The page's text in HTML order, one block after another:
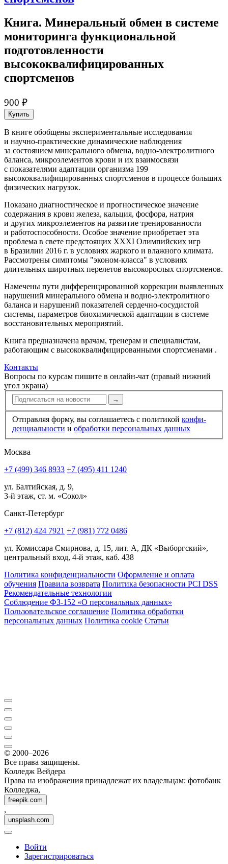
Книга. Минеральный обмен в системе
мониторинга функциональ­ной
подготовленности
высококвалифицированных
спортсменов
900 ₽
Купить
В книге обобщены экспериментальные исследования
и научно-практические динамические наблюдения
за состоянием минерального обмена, водно-электролитного
баланса, микроэлементов крови и их взаимосвязи
с показателями адаптации организма 199
высококвалифицированных спортсменов в процессе больших
физических нагрузок.
Показано диагностическое и прогностическое значение
содержания в крови железа, кальция, фосфора, натрия
и других микроэлементов на развитие тренированности
и работоспо­собности. Особое значение приобретает эта
проблема в свете предстоящих XXXI Олимпийских игр
в Бразилии 2016 г. в условиях жаркого и влажного климата.
Рассмотрены симптомы "эконом-класса" в условиях
длительных широтных перелетов высокорослых спортсменов.
Намечены пути дифференцированной коррекции выявленных
нарушений минерального обмена и водно-электролитного
баланса и нарушений показателей сердечно-сосудистой
системы, параметров биохимической адаптации в системе
восстанов­ительных мероприятий.
Книга предназначена врачам, тренерам и специалистам,
работающим с высококвалифицированными спортсменами .
Контакты
Вопросы по курсам пишите в онлайн-чат (правый нижний
угол экрана)
→
Отправляя форму, вы соглашаетесь с политикой конфи­
ден­циальности и обработки персональных данных
Москва
+7 (499) 346 8933 +7 (495) 411 1240
ул. Балтийская, д. 9,
3-й этаж, ст. м. «Сокол»
Санкт-Петербург
+7 (812) 424 7921 +7 (981) 772 0486
ул. Комиссара Смирнова, д. 15, лит. А, ДК «Выборгский»,
центральный вход, 4-й этаж, каб. 438
Политика конфиденциальности Оформление и оплата
обучения Правила возврата Политика безопасности PCI DSS
Рекомендательные технологии
Соблюдение ФЗ-152 «О персональ­ных данных»
Пользовательское соглашение Политика обработки
персональных данных Политика cookie Статьи
© 2000–2026
Все права защищены.
Колледж Вейдера
Права на изображения принадлежат их владельцам: фотобанк
Колледжа,
freepik.com
,
unsplash.com
Войти
Зарегистрироваться